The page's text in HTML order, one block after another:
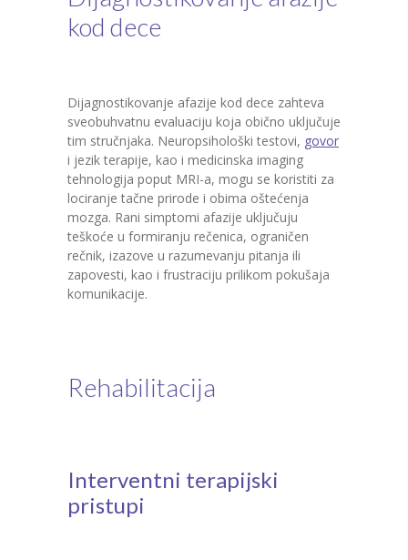
kod dece
Dijagnostikovanje afazije kod dece zahteva
sveobuhvatnu evaluaciju koja obično uključuje
tim stručnjaka. Neuropsihološki testovi, govor
i jezik terapije, kao i medicinska imaging
tehnologija poput MRI-a, mogu se koristiti za
lociranje tačne prirode i obima oštećenja
mozga. Rani simptomi afazije uključuju
teškoće u formiranju rečenica, ograničen
rečnik, izazove u razumevanju pitanja ili
zapovesti, kao i frustraciju prilikom pokušaja
komunikacije.
Rehabilitacija
Interventni terapijski
pristupi